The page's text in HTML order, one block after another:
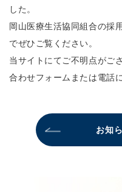
した。
岡山医療生活協同組合の採
でぜひご覧ください。
当サイトにてご不明点がご
合わせフォームまたは電話
お知